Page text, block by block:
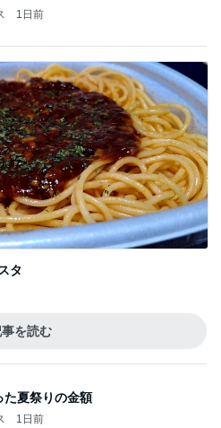
1日前
タ
を読む
た夏祭りの金額
1日前